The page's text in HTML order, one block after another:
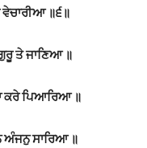
ਵੇਚਾਰੀਆ ॥੬॥
ਤੇ ਜਾਣਿਆ ॥
ਕਰੇ ਪਿਆਰਿਆ ॥
ਅੰਜਨੁ ਸਾਰਿਆ ॥